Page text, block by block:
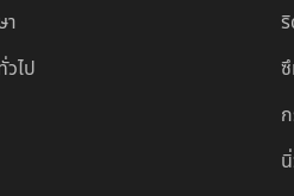
า
ไป